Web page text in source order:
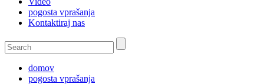
pogosta vprašanja
Kontaktiraj nas
domov
pogosta vprašanja